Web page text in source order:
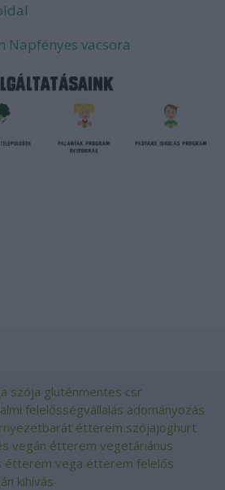
Napfényes vacsora
szója gluténmentes csr
felelősségvállalás adományozás
étterem szójajoghurt
vegán étterem vegetáriánus
étterem vega étterem felelős
kihívás